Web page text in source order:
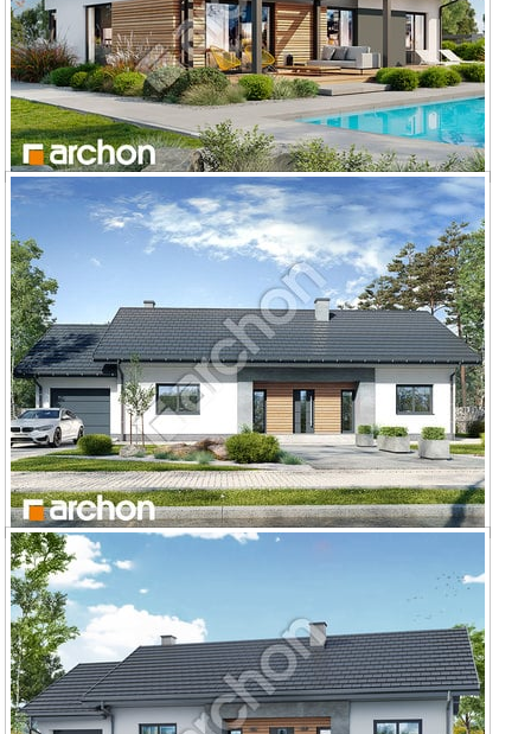
Dom w kostrzewach 15
Dom w kostrzewach 8 (E) OZE